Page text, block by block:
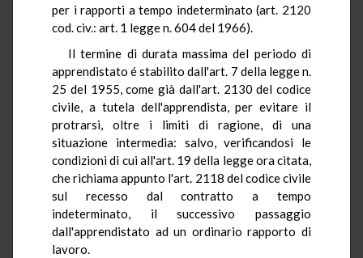
per i rapporti a tempo indeterminato (art. 2120
cod. civ.: art. 1 legge n. 604 del 1966).
Il termine di durata massima del periodo di
apprendistato é stabilito dall'art. 7 della legge n.
25 del 1955, come già dall'art. 2130 del codice
civile, a tutela dell'apprendista, per evitare il
protrarsi, oltre i limiti di ragione, di una
situazione intermedia: salvo, verificandosi le
condizioni di cui all'art. 19 della legge ora citata,
che richiama appunto l'art. 2118 del codice civile
sul recesso dal contratto a tempo
indeterminato, il successivo passaggio
dall'apprendistato ad un ordinario rapporto di
lavoro.